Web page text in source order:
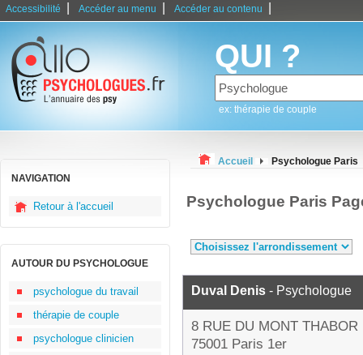
Accessibilité Accéder au menu Accéder au contenu
QUI ?
ex: thérapie de couple
NAVIGATION
Retour à l'accueil
AUTOUR DU PSYCHOLOGUE
psychologue du travail
thérapie de couple
psychologue clinicien
Accueil Psychologue Paris
Psychologue Paris
Duval Denis - Psychologue
8 RUE DU MONT THABOR
75001 Paris 1er